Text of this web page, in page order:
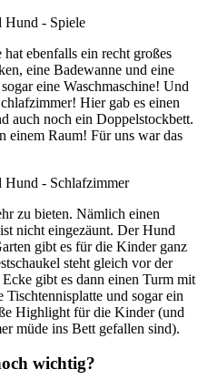
ebenfalls ein recht großes
eine Badewanne und eine
eine Waschmaschine! Und
Hier gab es einen
auch noch ein Doppelstockbett.
einem Raum! Für uns war das
zu bieten. Nämlich einen
nicht eingezäunt. Der Hund
gibt es für die Kinder ganz
steht gleich vor der
gibt es dann einen Turm mit
und sogar ein
Highlight für die Kinder (und
müde ins Bett gefallen sind).
wichtig?